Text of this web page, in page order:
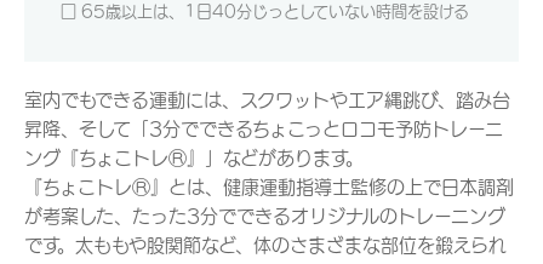
□ 65歳以上は、1日40分じっとしていない時間を設ける
室内でもできる運動には、スクワットやエア縄跳び、踏み台
昇降、そして「3分でできるちょこっとロコモ予防トレーニ
ング『ちょこトレⓇ』」などがあります。
『ちょこトレⓇ』とは、健康運動指導士監修の上で日本調剤
が考案した、たった3分でできるオリジナルのトレーニング
です。太ももや股関節など、体のさまざまな部位を鍛えられ